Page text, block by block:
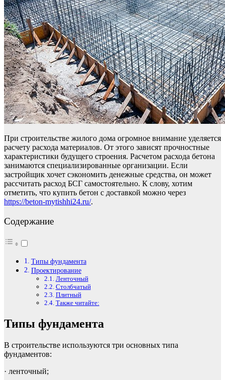
При строительстве жилого дома огромное внимание уделяется
расчету расхода материалов. От этого зависят прочностные
характеристики будущего строения. Расчетом расхода бетона
занимаются специализированные организации. Если
застройщик хочет сэкономить денежные средства, он может
рассчитать расход БСГ самостоятельно. К слову, хотим
отметить, что купить бетон с доставкой можно через
https://beton-mytishhi24.ru/.
Содержание
Типы фундамента
Проектирование
Ленточный
Столбчатый
Плитный
Также читайте:
Типы фундамента
В строительстве используются три основных типа
фундаментов:
· ленточный;